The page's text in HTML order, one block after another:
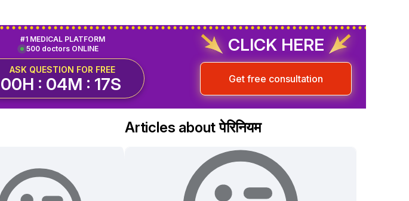
500 doctors ONLINE
#1 MEDICAL PLATFORM
ASK QUESTION FOR FREE
00H : 04M : 16S
CLICK HERE
Get free consultation
Articles about पेरिनियम